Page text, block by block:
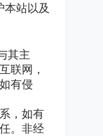
本站以及
其主
联网，
有侵
，如有
。非经